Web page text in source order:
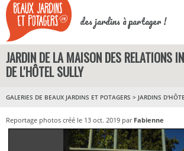
des jardins à partager !
JARDIN DE LA MAISON DES RELATIONS
DE L'HÔTEL SULLY
GALERIES DE BEAUX JARDINS ET POTAGERS > JARDINS
Reportage photos créé le 13 oct. 2019 par Fabienne